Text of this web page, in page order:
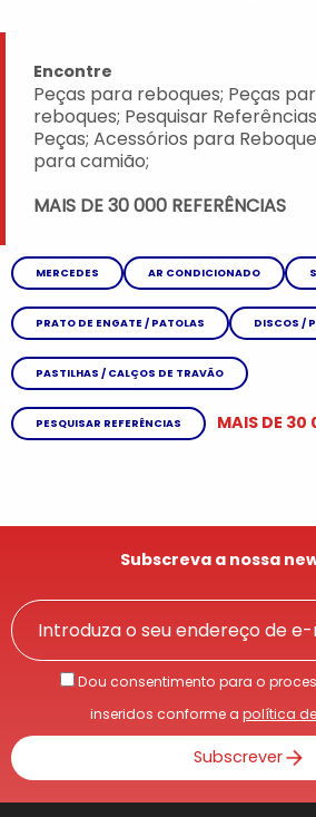
Encontre
Peças para reboques; Peças
reboques; Pesquisar
Peças; Acessórios para
para camião;
MAIS DE 30 000 REFERÊNCIAS
MERCEDES AR CONDICIONADO
PRATO DE ENGATE / PATOLAS DISCOS /
PASTILHAS / CALÇOS DE TRAVÃO
PESQUISAR REFERÊNCIAS MAIS DE 30
Subscreva a nossa
Dou consentimento para o
inseridos conforme a política
Subscrever